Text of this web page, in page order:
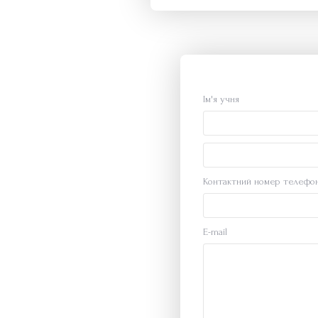
Ім'я учня
Контактний номер
E-mail